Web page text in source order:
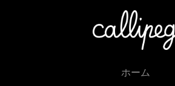
ホーム